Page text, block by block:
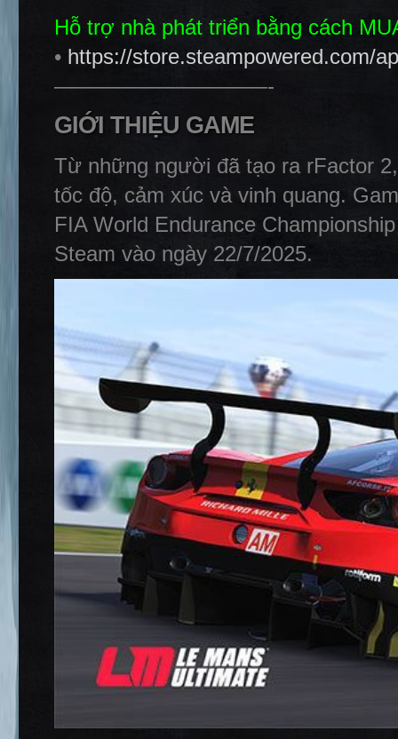
Hỗ trợ nhà phát triển bằng cách
• https://store.steampowered.com/
——————————-
GIỚI THIỆU GAME
Từ những người đã tạo ra rFactor
tốc độ, cảm xúc và vinh quang.
FIA World Endurance
Steam vào ngày 22/7/2025.